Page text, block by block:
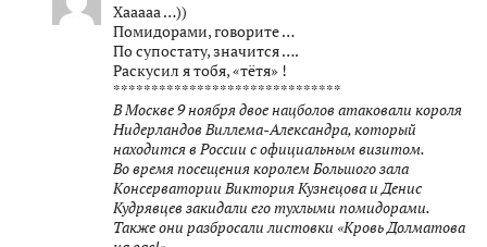
Хааааа …))
Помидорами, говорите …
По супостату, значится ….
Раскусил я тобя, «тётя» !
******************************
В Москве 9 ноября двое нацболов атаковали короля
Нидерландов Виллема-Александра, который
находится в России с официальным визитом.
Во время посещения королем Большого зала
Консерватории Виктория Кузнецова и Денис
Кудрявцев закидали его тухлыми помидорами.
Также они разбросали листовки «Кровь Долматова